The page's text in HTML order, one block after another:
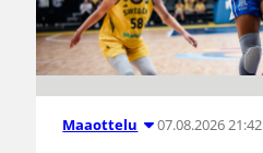
Maaottelu 07.08.2026 21:42